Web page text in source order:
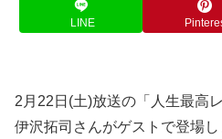
LINE
2月22日(土)放送の「人生最高
伊沢拓司さんがゲストで登場